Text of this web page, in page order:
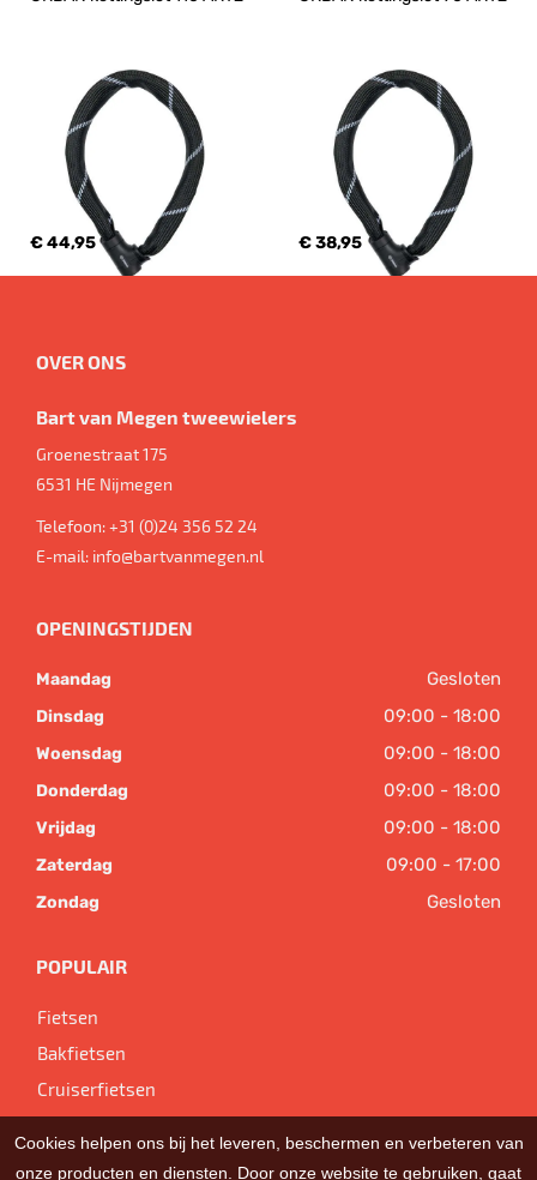
€ 44,95 € 38,95
OVER ONS
Bart van Megen tweewielers
Groenestraat 175
6531 HE Nijmegen
Telefoon:+31 (0)24 356 52 24
E-mail: info@bartvanmegen.nl
OPENINGSTIJDEN
Maandag Gesloten
Dinsdag 09:00 - 18:00
Woensdag 09:00 - 18:00
Donderdag 09:00 - 18:00
Vrijdag 09:00 - 18:00
Zaterdag 09:00 - 17:00
Zondag Gesloten
POPULAIR
Fietsen
Bakfietsen
Cruiserfietsen
Cookies helpen ons bij het leveren, beschermen en verbeteren van
onze producten en diensten. Door onze website te gebruiken, gaat